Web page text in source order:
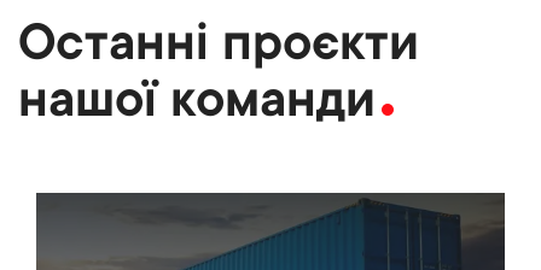
Останні проєкти
нашої команди